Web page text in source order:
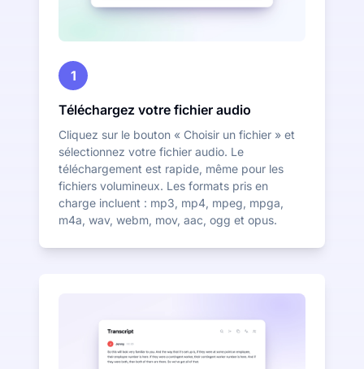
1
Téléchargez votre fichier audio
Cliquez sur le bouton « Choisir un fichier » et
sélectionnez votre fichier audio. Le
téléchargement est rapide, même pour les
fichiers volumineux. Les formats pris en
charge incluent : mp3, mp4, mpeg, mpga,
m4a, wav, webm, mov, aac, ogg et opus.